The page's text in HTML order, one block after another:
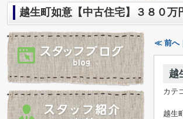
越生町如意【中古住宅】３８０万
≪ 前へ
越
カテ
越生